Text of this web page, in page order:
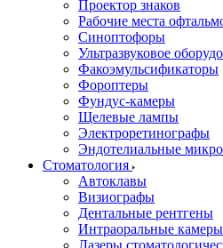
Проектор знаков
Рабочие места
Синоптофоры
Ультразвуковое
Факоэмульсификаторы
Фороптеры
Фундус-камеры
Щелевые лампы
Электроретинографы
Эндотелиальные
Стоматология
Автоклавы
Визиографы
Дентальные рентгены
Интраоральные камеры
Лазеры